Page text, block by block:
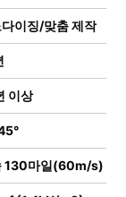
이징/맞춤 제작
이상
130마일(60m/s)